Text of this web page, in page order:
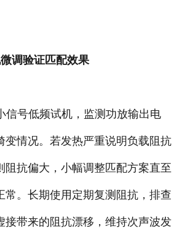
调验证匹配效果
信号低频试机，监测功放输出电
变情况。若发热严重说明负载阻抗
阻抗偏大，小幅调整匹配方案直至
常。长期使用定期复测阻抗，排查
接带来的阻抗漂移，维持次声波发